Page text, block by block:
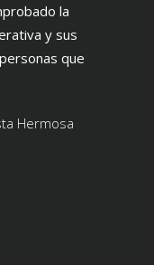
la
y sus
que
Hermosa